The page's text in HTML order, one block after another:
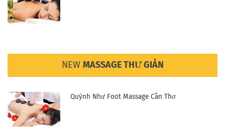
NEW MASSAGE THƯ GIẢN
Quỳnh Như Foot Massage Cần Thơ